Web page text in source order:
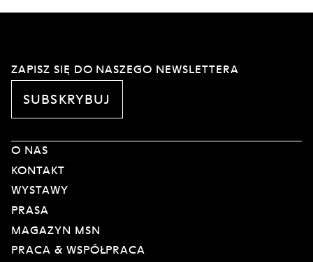
ZAPISZ SIĘ DO NASZEGO NEWSLETTERA
SUBSKRYBUJ
O NAS
KONTAKT
WYSTAWY
PRASA
MAGAZYN MSN
PRACA & WSPÓŁPRACA